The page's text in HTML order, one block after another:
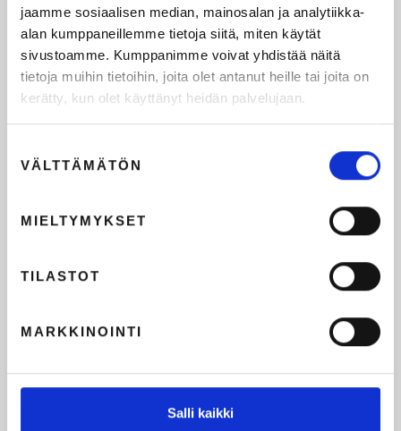
jaamme sosiaalisen median, mainosalan ja analytiikka-
alan kumppaneillemme tietoja siitä, miten käytät
sivustoamme. Kumppanimme voivat yhdistää näitä
tietoja muihin tietoihin, joita olet antanut heille tai joita on
kerätty, kun olet käyttänyt heidän palvelujaan.
valinta
VÄLTTÄMÄTÖN
MIELTYMYKSET
TILASTOT
MARKKINOINTI
Salli kaikki